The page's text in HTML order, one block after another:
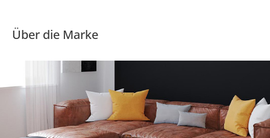
Über die Marke